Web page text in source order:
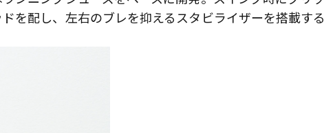
を配し、左右のブレを抑えるスタビライザーを搭載する